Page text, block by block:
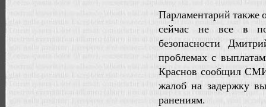
Парламентарий также
сейчас не все в
безопасности
проблемах с
Краснов сообщил СМИ
жалоб на задержку
ранениям.